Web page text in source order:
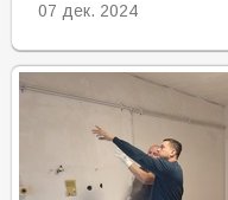
07 дек. 2024